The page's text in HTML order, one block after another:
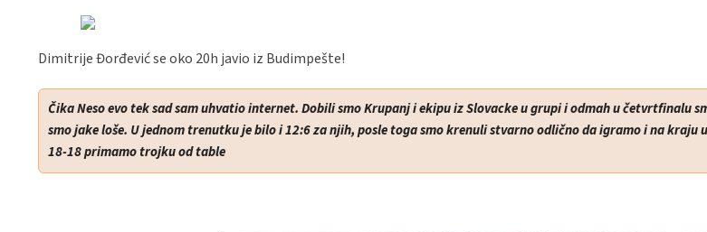
Dimitrije Đorđević se oko 20h javio iz Budimpešte!
Čika Neso evo tek sad sam uhvatio internet. Dobili smo Krupanj i ekipu iz Slovacke u grupi i odmah u četvrtfinalu
smo jake loše. U jednom trenutku je bilo i 12:6 za njih, posle toga smo krenuli stvarno odlično da igramo i na kraju
18-18 primamo trojku od table